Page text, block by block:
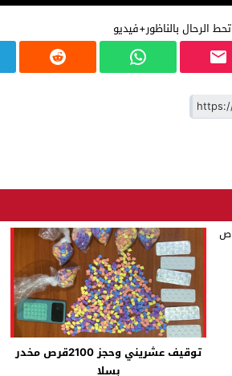
توقيف عشريني وحجز 2100قرص مخدر
بسلا